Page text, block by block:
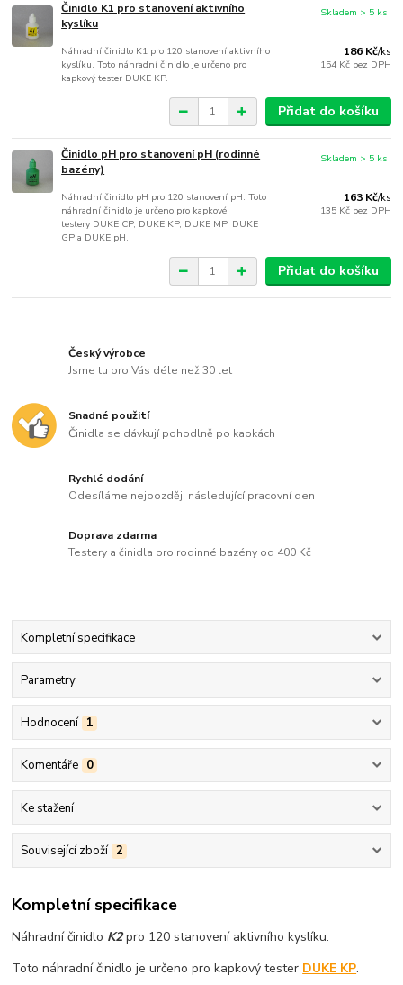
Činidlo K1 pro stanovení aktivního
kyslíku
Náhradní činidlo K1 pro 120 stanovení aktivního
kyslíku. Toto náhradní činidlo je určeno pro
kapkový tester DUKE KP.
186 Kč/ks
154 Kč bez DPH
Skladem > 5 ks
Přidat do košíku
Činidlo pH pro stanovení pH (rodinné
bazény)
Náhradní činidlo pH pro 120 stanovení pH. Toto
náhradní činidlo je určeno pro kapkové
testery DUKE CP, DUKE KP, DUKE MP, DUKE
GP a DUKE pH.
163 Kč/ks
135 Kč bez DPH
Skladem > 5 ks
Přidat do košíku
Český výrobce
Jsme tu pro Vás déle než 30 let
Snadné použití
Činidla se dávkují pohodlně po kapkách
Rychlé dodání
Odesíláme nejpozději následující pracovní den
Doprava zdarma
Testery a činidla pro rodinné bazény od 400 Kč
Kompletní specifikace
Parametry
Hodnocení 1
Komentáře 0
Ke stažení
Související zboží 2
Kompletní specifikace
Náhradní činidlo K2pro 120 stanovení aktivního kyslíku.
Toto náhradní činidlo je určeno pro kapkový tester DUKE KP.